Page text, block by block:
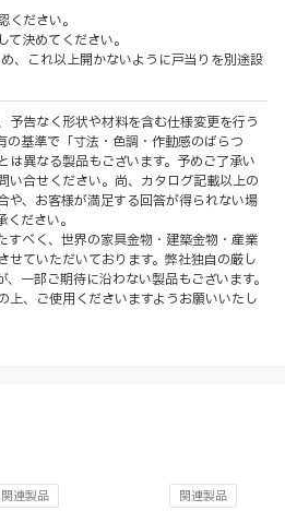
ださい。
決めてください。
これ以上開かないように戸当りを別途設
告なく形状や材料を含む仕様変更を行う
の基準で「寸法・色調・作動感のばらつ
は異なる製品もございます。予めご了承い
い合せください。尚、カタログ記載以上の
や、お客様が満足する回答が得られない場
ださい。
べく、世界の家具金物・建築金物・産業
せていただいております。弊社独自の厳し
一部ご期待に沿わない製品もございます。
上、ご使用くださいますようお願いいたし
関連製品 関連製品